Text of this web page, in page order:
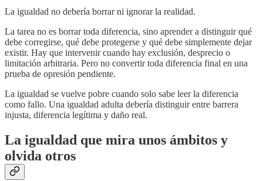
La igualdad no debería borrar ni ignorar la realidad.
La tarea no es borrar toda diferencia, sino aprender a distinguir qué
debe corregirse, qué debe protegerse y qué debe simplemente dejar
existir. Hay que intervenir cuando hay exclusión, desprecio o
limitación arbitraria. Pero no convertir toda diferencia final en una
prueba de opresión pendiente.
La igualdad se vuelve pobre cuando solo sabe leer la diferencia
como fallo. Una igualdad adulta debería distinguir entre barrera
injusta, diferencia legítima y daño real.
La igualdad que mira unos ámbitos y
olvida otros